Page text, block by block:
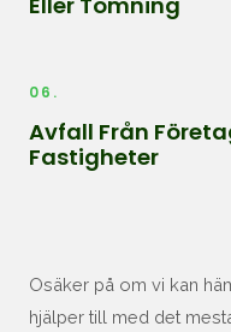
06.
Avfall Från
Fastigheter
Osäker på om vi kan
hjälper till med det